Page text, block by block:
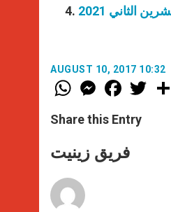
الثاني 2021
AUGUST 10, 2017 10:32
W
h
t
s
p
p
M
e
s
e
g
e
F
a
e
b
o
k
w
Share this Entry
فريق زينيت